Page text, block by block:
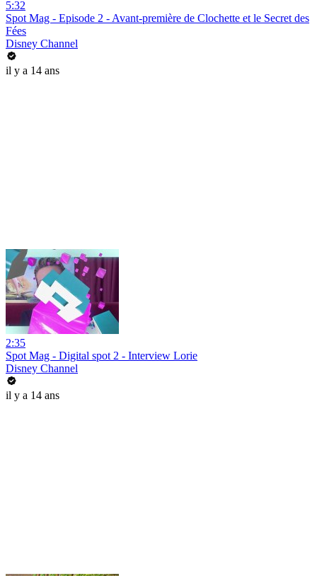
5:32
Spot Mag - Episode 2 - Avant-première de Clochette et le Secret des
Fées
Disney Channel
il y a 14 ans
2:35
Spot Mag - Digital spot 2 - Interview Lorie
Disney Channel
il y a 14 ans